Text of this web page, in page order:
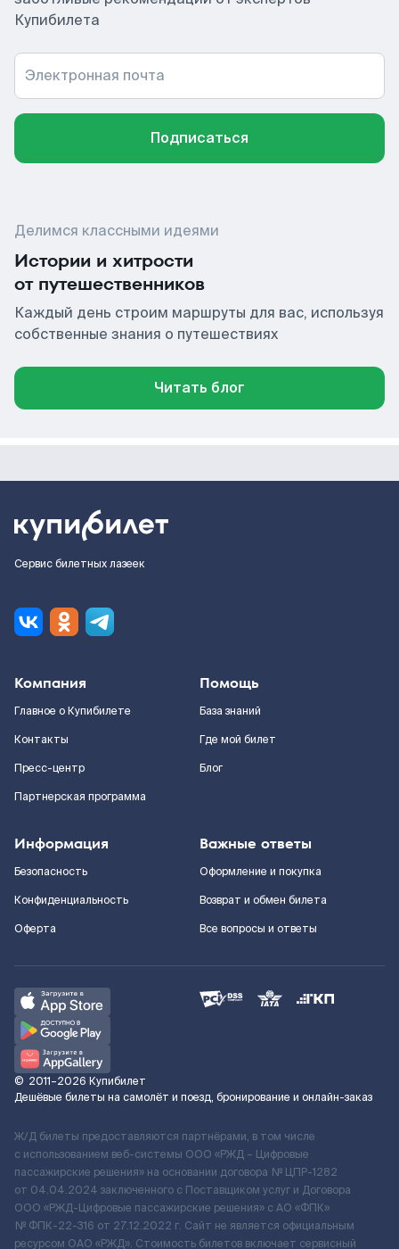
Купибилета
Электронная почта
Подписаться
Делимся классными идеями
Истории и хитрости
от путешественников
Каждый день строим маршруты для вас, используя
собственные знания о путешествиях
Читать блог
Сервис билетных лазеек
Компания
Главное о Купибилете
Контакты
Пресс-центр
Партнерская программа
Помощь
База знаний
Где мой билет
Блог
Информация
Безопасность
Конфиденциальность
Оферта
Важные ответы
Оформление и покупка
Возврат и обмен билета
Все вопросы и ответы
© 2011–2026 Купибилет
Дешёвые билеты на самолёт и поезд, бронирование и онлайн-заказ
Ж/Д билеты предоставляются партнёрами, в том числе
с использованием веб-системы ООО «РЖД – Цифровые
пассажирские решения» на основании договора № ЦПР-1282
от 04.04.2024 заключенного с Поставщиком услуг и Договора
ООО «РЖД-Цифровые пассажирские решения» c АО «ФПК»
№ ФПК-22-316 от 27.12.2022 г. Сайт не является официальным
ресурсом ОАО «РЖД». Стоимость билетов включает сервисный